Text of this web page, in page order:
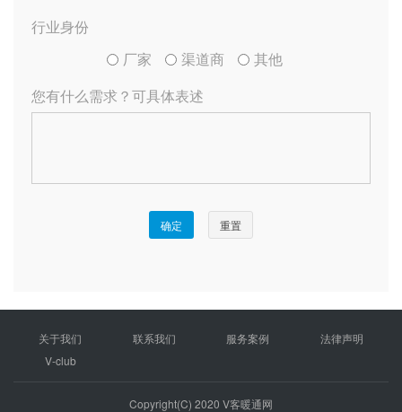
关于我们 联系我们 服务案例
法律声明
V-club
Copyright(C) 2020 V客暖通网